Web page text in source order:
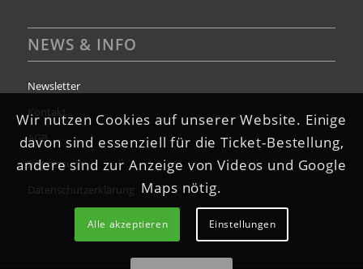
NEWS & INFO
Newsletter
Kontakt
AGB
Impressum
Datenschutzerklärung
Wir nutzen Cookies auf unserer Website. Einige
davon sind essenziell für die Ticket-Bestellung,
andere sind zur Anzeige von Videos und Google
Maps nötig.
Alle akzeptieren Einstellungen